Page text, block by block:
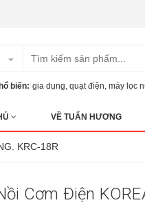
biến: gia dụng, quạt điện, máy lọc
VỀ TUẤN HƯƠNG
KRC-18R
Cơm Điện